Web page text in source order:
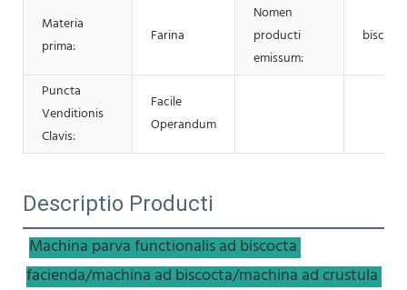
Materia
prima:
Farina
Nomen
producti
emissum:
Puncta
Venditionis
Clavis:
Facile
Operandum
Descriptio Producti
Machina parva functionalis ad biscocta
facienda/machina ad biscocta/machina ad crustula